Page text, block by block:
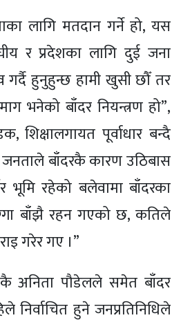
लागि मतदान गर्ने हो, यस
र प्रदेशका लागि दुई जना
गर्दै हुनुहुन्छ हामी खुसी छौँ तर
भनेको बाँदर नियन्त्रण हो”,
शिक्षालगायत पूर्वाधार बन्दै
बाँदरकै कारण उठिबास
भूमि रहेको बलेवामा बाँदरका
बाँझै रहन गएको छ, कतिले
गरेर गए ।”
अनिता पौडेलले समेत बाँदर
निर्वाचित हुने जनप्रतिनिधिले